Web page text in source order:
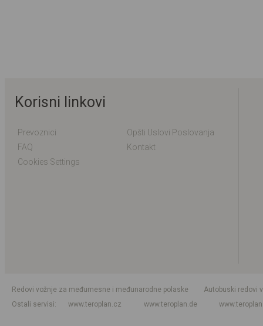
Korisni linkovi
Prevoznici
Opšti Uslovi Poslovanja
FAQ
Kontakt
Cookies Settings
Redovi vožnje za međumesne i međunarodne polaske
Autobuski redovi
Ostali servisi
www.teroplan.cz www.teroplan.de